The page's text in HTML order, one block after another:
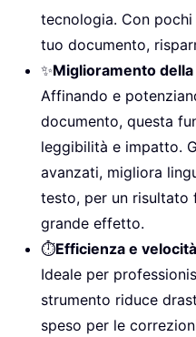
tecnologia. Con
tuo documento,
✨Miglioramento
Affinando e
documento, questa
leggibilità e impatto.
avanzati, migliora
testo, per un risultato
grande effetto.
⏱️Efficienza e velocità
Ideale per
strumento riduce
speso per le